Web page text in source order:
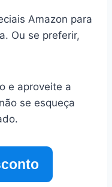
Amazon para
Ou se preferir,
e aproveite a
se esqueça